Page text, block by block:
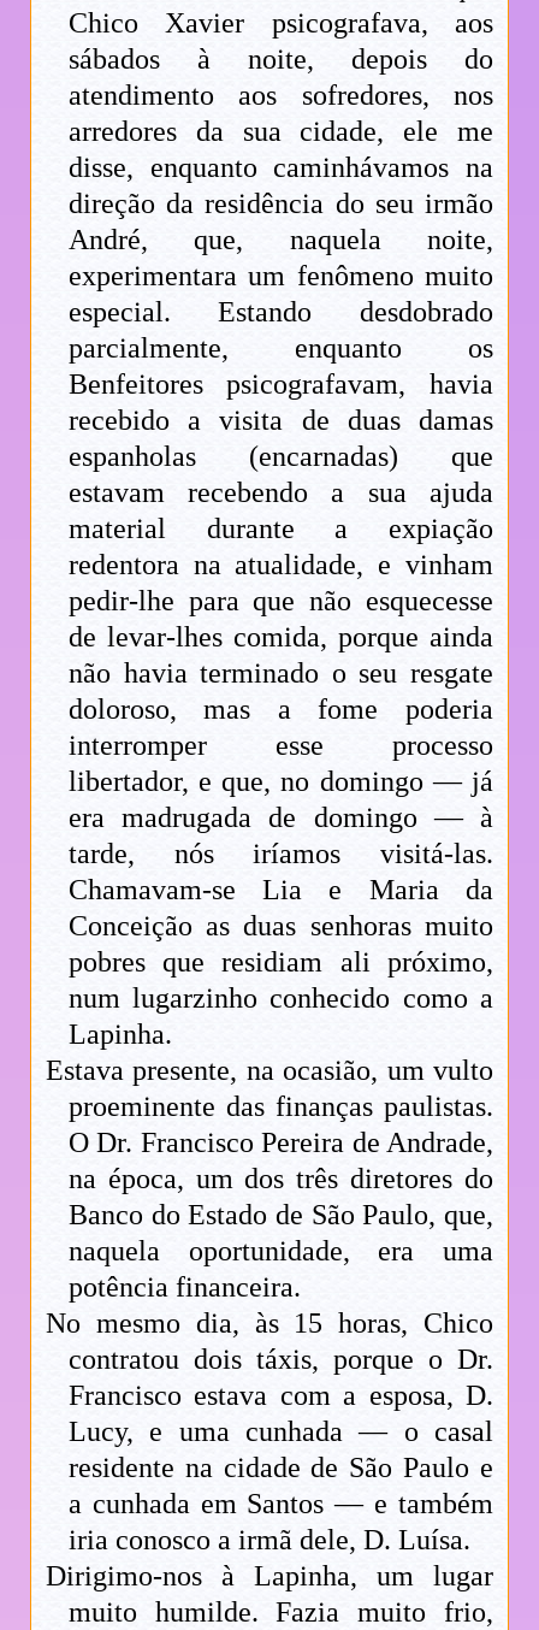
Chico Xavier psicografava, aos
sábados à noite, depois do
atendimento aos sofredores, nos
arredores da sua cidade, ele me
disse, enquanto caminhávamos na
direção da residência do seu irmão
André, que, naquela noite,
experimentara um fenômeno muito
especial. Estando desdobrado
parcialmente, enquanto os
Benfeitores psicografavam, havia
recebido a visita de duas damas
espanholas (encarnadas) que
estavam recebendo a sua ajuda
material durante a expiação
redentora na atualidade, e vinham
pedir-lhe para que não esquecesse
de levar-lhes comida, porque ainda
não havia terminado o seu resgate
doloroso, mas a fome poderia
interromper esse processo
libertador, e que, no domingo — já
era madrugada de domingo — à
tarde, nós iríamos visitá-las.
Chamavam-se Lia e Maria da
Conceição as duas senhoras muito
pobres que residiam ali próximo,
num lugarzinho conhecido como a
Lapinha.
Estava presente, na ocasião, um vulto
proeminente das finanças paulistas.
O Dr. Francisco Pereira de Andrade,
na época, um dos três diretores do
Banco do Estado de São Paulo, que,
naquela oportunidade, era uma
potência financeira.
No mesmo dia, às 15 horas, Chico
contratou dois táxis, porque o Dr.
Francisco estava com a esposa, D.
Lucy, e uma cunhada — o casal
residente na cidade de São Paulo e
a cunhada em Santos — e também
iria conosco a irmã dele, D. Luísa.
Dirigimo-nos à Lapinha, um lugar
muito humilde. Fazia muito frio,